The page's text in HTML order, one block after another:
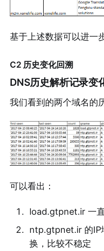
基于上述数据可以进一
C2 历史变化回溯
DNS历史解析记录变
我们看到的两个域名的
可以看出：
load.gtpnet.ir 一
ntp.gtpnet.ir 的IP
换，比较不稳定